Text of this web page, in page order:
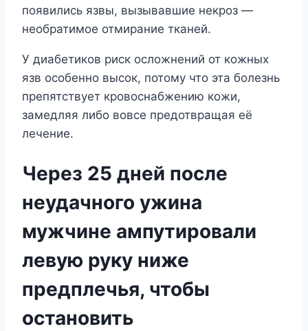
появились язвы, вызывавшие некроз —
необратимое отмирание тканей.
У диабетиков риск осложнений от кожных
язв особенно высок, потому что эта болезнь
препятствует кровоснабжению кожи,
замедляя либо вовсе предотвращая её
лечение.
Через 25 дней после
неудачного ужина
мужчине ампутировали
левую руку ниже
предплечья, чтобы
остановить